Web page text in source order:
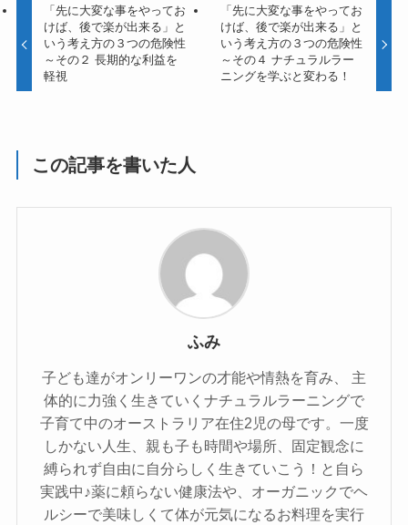
「先に大変な事をやってお
けば、後で楽が出来る」と
いう考え方の３つの危険性
～その２ 長期的な利益を
軽視
「先に大変な事をやってお
けば、後で楽が出来る」と
いう考え方の３つの危険性
～その４ ナチュラルラー
ニングを学ぶと変わる！
この記事を書いた人
ふみ
子ども達がオンリーワンの才能や情熱を育み、 主
体的に力強く生きていくナチュラルラーニングで
子育て中のオーストラリア在住2児の母です。一度
しかない人生、親も子も時間や場所、固定観念に
縛られず自由に自分らしく生きていこう！と自ら
実践中♪薬に頼らない健康法や、オーガニックでヘ
ルシーで美味しくて体が元気になるお料理を実行